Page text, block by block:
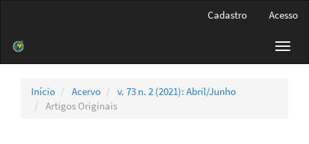
Barra
Cadastro Acesso
Início Acervo
v. 73 n. 2 (2021): Abril/Junho
Artigos Originais